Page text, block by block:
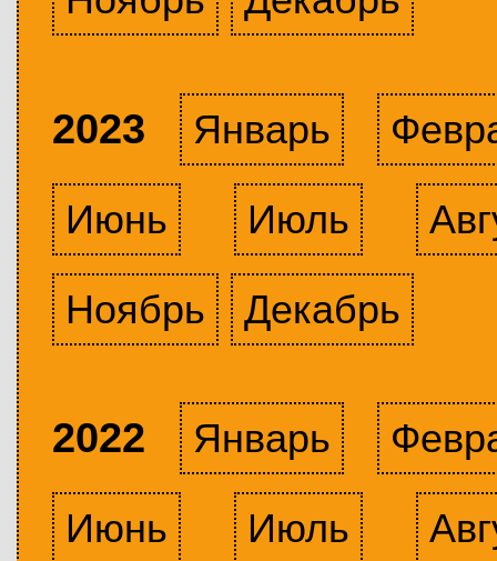
2023 Январь
Июнь
Июль
Ноябрь
Декабрь
2022 Январь
Июнь
Июль